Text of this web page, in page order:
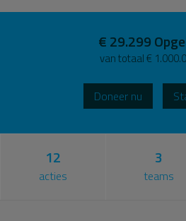
betere toekomst geven? Start
Hartelijk
Joep
neuroloog en directeur MS
€ 29.299
van totaal €
Doneer nu
12
acties
3
teams